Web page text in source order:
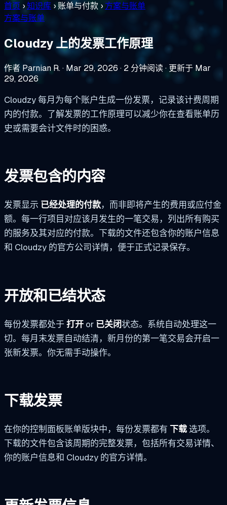
首页 ›知识库 › 账单与付款 › 方案与账单
方案与账单
Cloudzy 上的发票工作原理
作者 Parnian R.· Mar 29, 2026 · 2 分钟阅读· 更新于 Mar
29, 2026
Cloudzy 每月为每个账户生成一份发票，记录该计费周期
内的付款。了解发票的工作原理可以减少你在查看账单历
史或需要会计文件时的困惑。
发票包含的内容
发票显示 已经处理的付款，而非即将产生的费用或应付金
额。每一行项目对应该月发生的一笔交易，列出所有购买
的服务及其对应的付款。下载的文件还包含你的账户信息
和 Cloudzy 的官方公司详情，便于正式记录保存。
开放和已结状态
每份发票都处于 打开 or 已关闭状态。系统自动处理这一
切。每月末发票自动结清，新月份的第一笔交易会开启一
张新发票。你无需手动操作。
下载发票
在你的控制面板账单版块中，每份发票都有 下载 选项。
下载的文件包含该周期的完整发票，包括所有交易详情、
你的账户信息和 Cloudzy 的官方详情。